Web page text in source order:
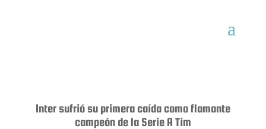
Inter sufrió su primera caída como flamante
campeón de la Serie A Tim